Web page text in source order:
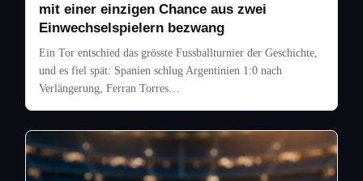
mit einer einzigen Chance aus zwei
Einwechselspielern bezwang
Ein Tor entschied das grösste Fussballturnier der Geschichte,
und es fiel spät: Spanien schlug Argentinien 1:0 nach
Verlängerung, Ferran Torres…